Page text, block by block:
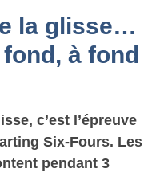
la glisse…
à fond
c’est l’épreuve
Six-Fours. Les
pendant 3